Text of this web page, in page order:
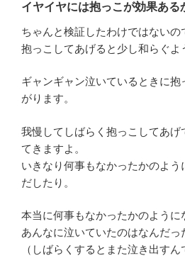
イヤイヤには抱っこが効果ある
ちゃんと検証したわけではないの
抱っこしてあげると少し和らぐよ
ギャンギャン泣いているときに抱
がります。
我慢してしばらく抱っこしてあげ
てきますよ。
いきなり何事もなかったかのよ
だしたり。
本当に何事もなかったかのように
あんなに泣いていたのはなんだっ
（しばらくするとまた泣き出すん